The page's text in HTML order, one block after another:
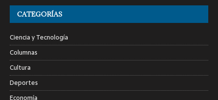
CATEGORÍAS
Ciencia y Tecnología
Columnas
Cultura
Deportes
Economía